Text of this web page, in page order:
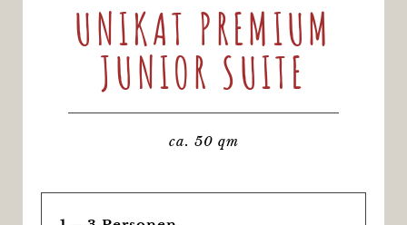
UNIKAT PREMIUM
JUNIOR SUITE
ca. 50 qm